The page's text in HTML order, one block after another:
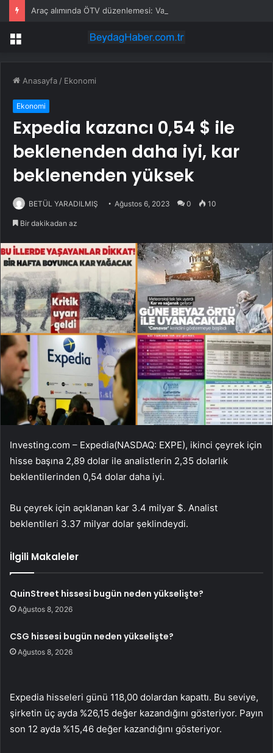
Menü
Anasayfa / Ekonomi
Ekonomi
Expedia kazancı 0,54 $ ile
beklenenden daha iyi, kar
beklenenden yüksek
BETÜL YARADILMIŞ Ağustos 6, 2023 0 10
Bir dakikadan az
Investing.com – Expedia(NASDAQ: EXPE), ikinci çeyrek için
hisse başına 2,89 dolar ile analistlerin 2,35 dolarlık
beklentilerinden 0,54 dolar daha iyi.
Bu çeyrek için açıklanan kar 3.4 milyar $. Analist
beklentileri 3.37 milyar dolar şeklindeydi.
İlgili Makaleler
QuinStreet hissesi bugün neden yükselişte?
Ağustos 8, 2026
CSG hissesi bugün neden yükselişte?
Ağustos 8, 2026
Expedia hisseleri günü 118,00 dolardan kapattı. Bu seviye,
şirketin üç ayda %26,15 değer kazandığını gösteriyor. Payın
son 12 ayda %15,46 değer kazandığını gösteriyor.